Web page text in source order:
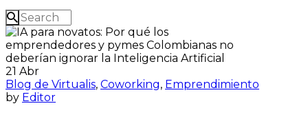
21 Abr
Blog de Virtualis, Coworking, Emprendimiento
by Editor